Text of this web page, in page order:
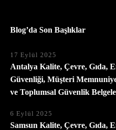
Blog’da Son Başlıklar
17 Eylül 2025
Antalya Kalite, Çevre, Gıda,
Güvenliği, Müşteri
ve Toplumsal Güvenlik
6 Eylül 2025
Samsun Kalite, Çevre, Gıda,